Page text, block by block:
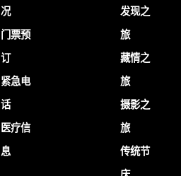
况
门票预
订
紧急电
话
医疗信
息
发现之
旅
藏情之
旅
摄影之
旅
传统节